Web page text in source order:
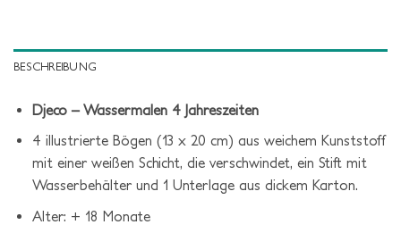
BESCHREIBUNG
Djeco – Wassermalen 4 Jahreszeiten
4 illustrierte Bögen (13 x 20 cm) aus weichem Kunststoff
mit einer weißen Schicht, die verschwindet, ein Stift mit
Wasserbehälter und 1 Unterlage aus dickem Karton.
Alter: + 18 Monate